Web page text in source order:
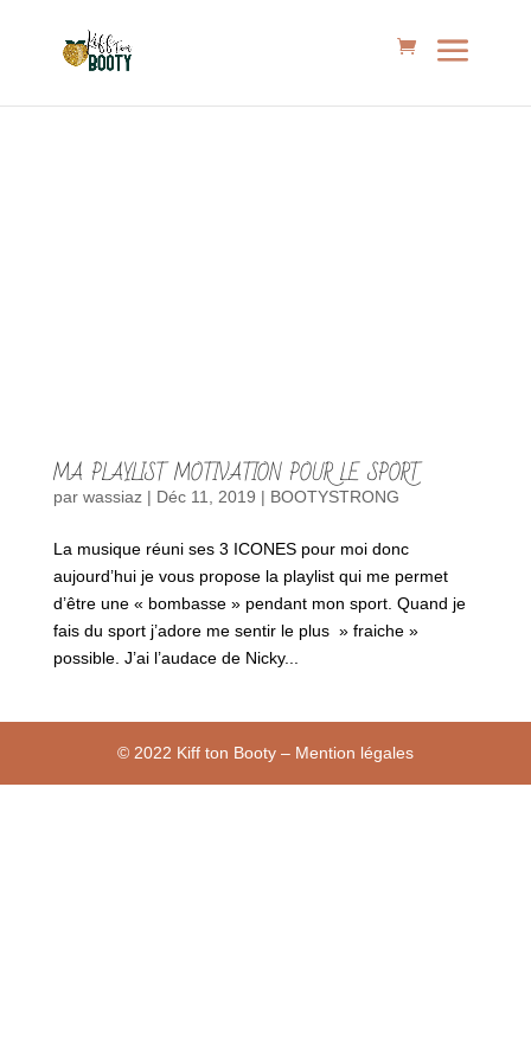
MA PLAYLIST MOTIVATION POUR LE SPORT
par wassiaz| Déc 11, 2019 | BOOTYSTRONG
La musique réuni ses 3 ICONES pour moi donc
aujourd’hui je vous propose la playlist qui me permet
d’être une « bombasse » pendant mon sport. Quand je
fais du sport j’adore me sentir le plus » fraiche »
possible. J’ai l’audace de Nicky...
© 2022 Kiff ton Booty – Mention légales